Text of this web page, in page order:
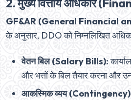
2. मुख्य वित्तीय अधिकार
GF&AR (General Financial
के अनुसार, DDO को निम्नलिखित
वेतन बिल (Salary Bills):
और भत्तों के बिल तैयार करना और
आकस्मिक व्यय